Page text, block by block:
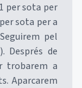
per sota per
sota per a
pel
Després de
trobarem a
Aparcarem